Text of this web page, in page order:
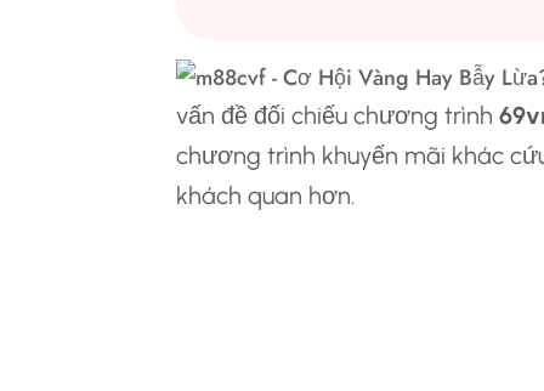
vấn đề đối chiếu chương trình
chương trình khuyến mãi khác
khách quan hơn.